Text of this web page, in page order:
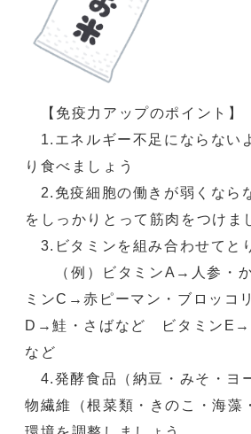
【免疫力アップのポイント】
1.エネルギー不足にならない
り食べましょう
2.免疫細胞の働きが弱くなら
をしっかりとって筋肉をつけま
3.ビタミンを組み合わせてと
（例）ビタミンA→人参・
ミンC→赤ピーマン・ブロッコ
D→鮭・さばなど ビタミンE→
など
4.発酵食品（納豆・みそ・ヨ
物繊維（根菜類・きのこ・海藻